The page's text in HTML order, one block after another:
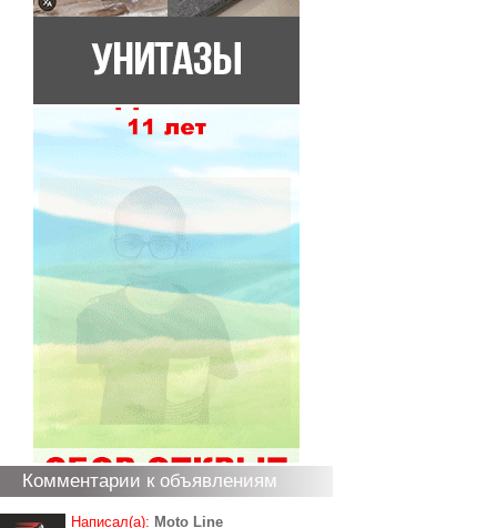
Комментарии к объявлениям
Написал(а): Moto Line